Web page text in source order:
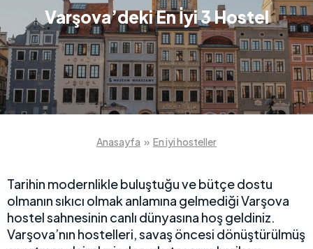
Varşova’deki En İyi 3 Hostel
Anasayfa » En iyi hosteller
Tarihin modernlikle buluştuğu ve bütçe dostu
olmanın sıkıcı olmak anlamına gelmediği Varşova
hostel sahnesinin canlı dünyasına hoş geldiniz.
Varşova’nın hostelleri, savaş öncesi dönüştürülmüş